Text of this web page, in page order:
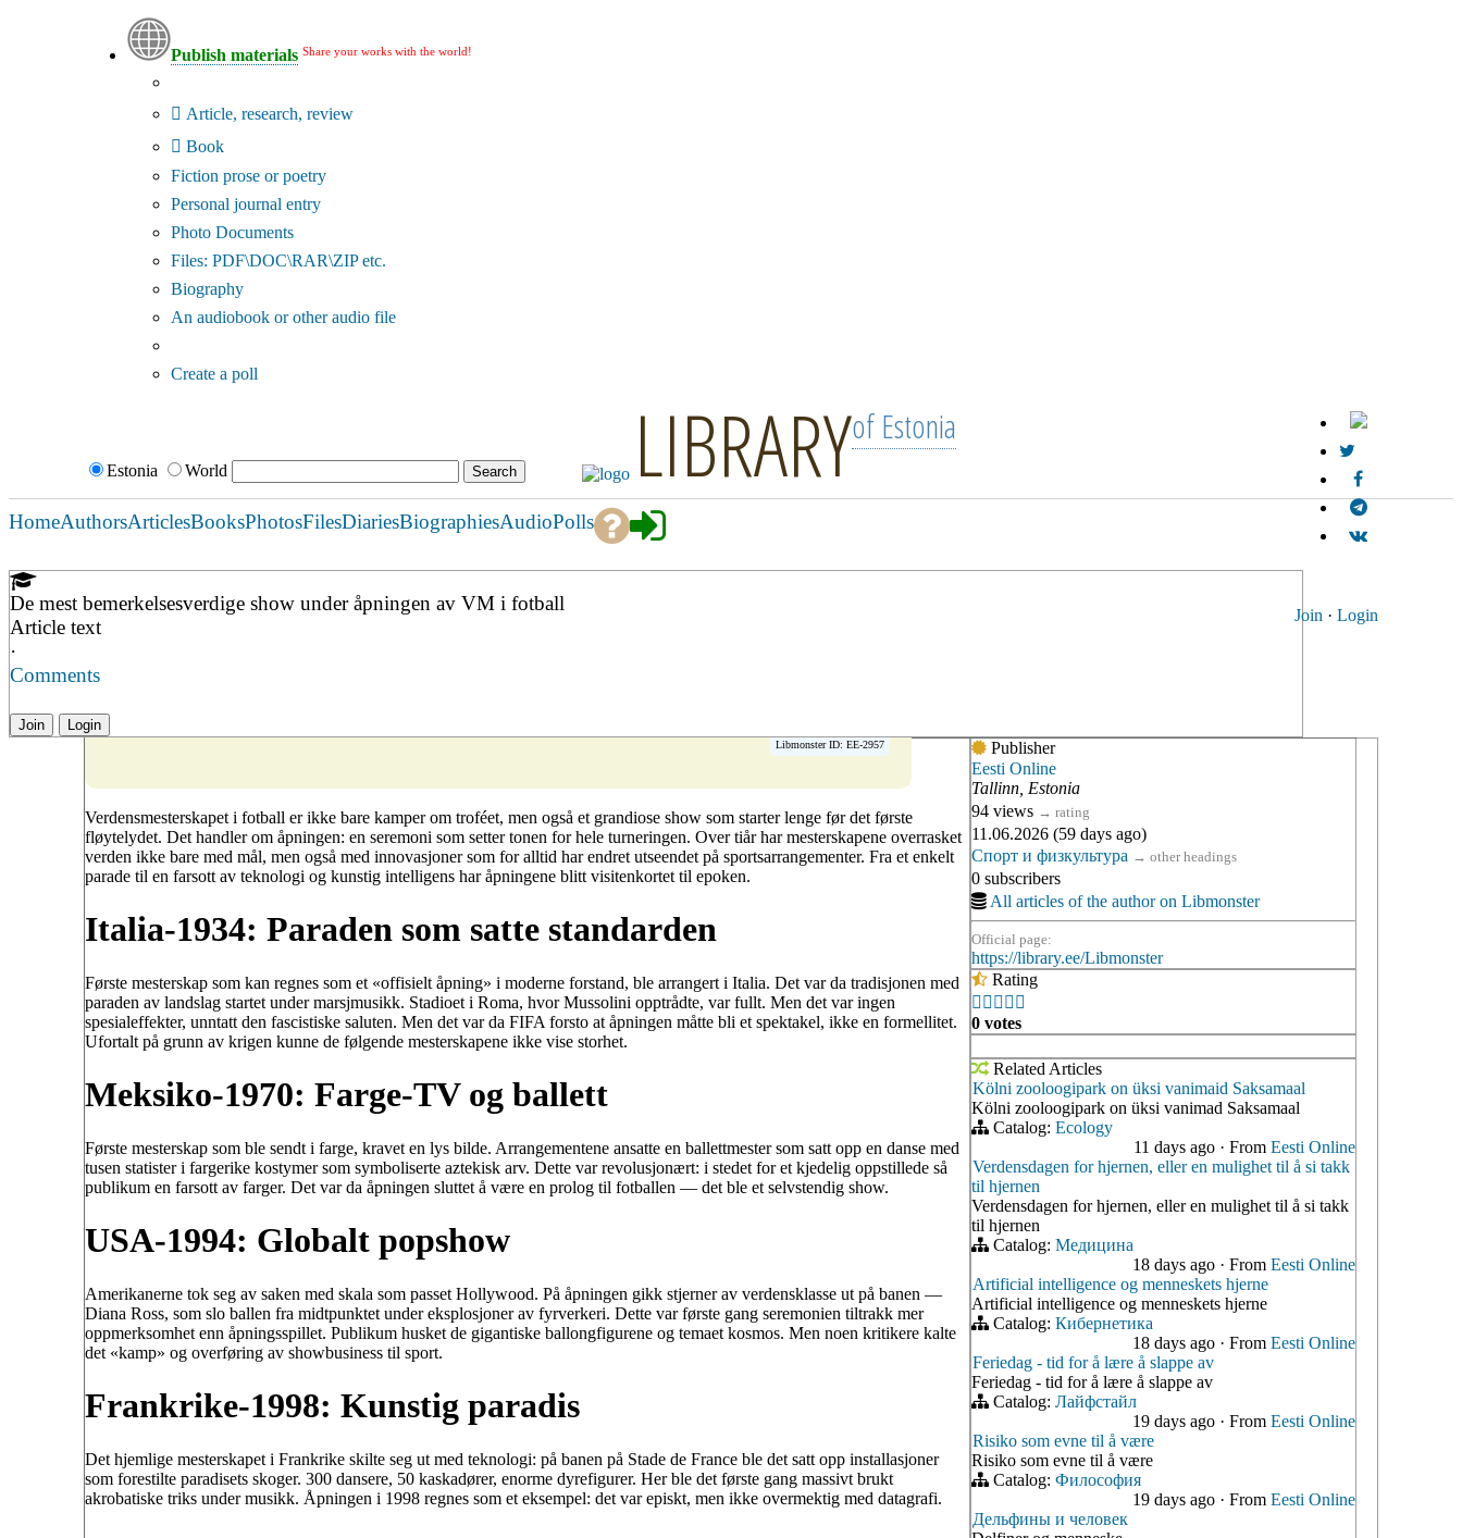
Publish materials Share your works with the world!
Article, research, review
Book
Fiction prose or poetry
Personal journal entry
Photo Documents
Files: PDF\DOC\RAR\ZIP etc.
Biography
An audiobook or other audio file
Create a poll
Estonia World LIBRARYof Estonia
Join · Login
HomeAuthorsArticlesBooksPhotosFilesDiariesBiographiesAudioPolls
De mest bemerkelsesverdige show under åpningen av VM i fotball
Article text
·
Comments
Join Login
Libmonster ID: EE-2957
Verdensmesterskapet i fotball er ikke bare kamper om troféet, men også et grandiose show som starter lenge før det første
fløytelydet. Det handler om åpningen: en seremoni som setter tonen for hele turneringen. Over tiår har mesterskapene overrasket
verden ikke bare med mål, men også med innovasjoner som for alltid har endret utseendet på sportsarrangementer. Fra et enkelt
parade til en farsott av teknologi og kunstig intelligens har åpningene blitt visitenkortet til epoken.
Italia-1934: Paraden som satte standarden
Første mesterskap som kan regnes som et «offisielt åpning» i moderne forstand, ble arrangert i Italia. Det var da tradisjonen med
paraden av landslag startet under marsjmusikk. Stadioet i Roma, hvor Mussolini opptrådte, var fullt. Men det var ingen
spesialeffekter, unntatt den fascistiske saluten. Men det var da FIFA forsto at åpningen måtte bli et spektakel, ikke en formellitet.
Ufortalt på grunn av krigen kunne de følgende mesterskapene ikke vise storhet.
Meksiko-1970: Farge-TV og ballett
Første mesterskap som ble sendt i farge, kravet en lys bilde. Arrangementene ansatte en ballettmester som satt opp en danse med
tusen statister i fargerike kostymer som symboliserte aztekisk arv. Dette var revolusjonært: i stedet for et kjedelig oppstillede så
publikum en farsott av farger. Det var da åpningen sluttet å være en prolog til fotballen — det ble et selvstendig show.
USA-1994: Globalt popshow
Amerikanerne tok seg av saken med skala som passet Hollywood. På åpningen gikk stjerner av verdensklasse ut på banen —
Diana Ross, som slo ballen fra midtpunktet under eksplosjoner av fyrverkeri. Dette var første gang seremonien tiltrakk mer
oppmerksomhet enn åpningsspillet. Publikum husket de gigantiske ballongfigurene og temaet kosmos. Men noen kritikere kalte
det «kamp» og overføring av showbusiness til sport.
Frankrike-1998: Kunstig paradis
Det hjemlige mesterskapet i Frankrike skilte seg ut med teknologi: på banen på Stade de France ble det satt opp installasjoner
som forestilte paradisets skoger. 300 dansere, 50 kaskadører, enorme dyrefigurer. Her ble det første gang massivt brukt
akrobatiske triks under musikk. Åpningen i 1998 regnes som et eksempel: det var episkt, men ikke overmektig med datagrafi.
Publisher
Eesti Online
Tallinn, Estonia
94 views → rating
11.06.2026 (59 days ago)
Спорт и физкультура → other headings
0 subscribers
All articles of the author on Libmonster
Official page:
https://library.ee/Libmonster
Rating
    
0 votes
Related Articles
Kölni zooloogipark on üksi vanimaid Saksamaal
Kölni zooloogipark on üksi vanimad Saksamaal
Catalog: Ecology
11 days ago · From Eesti Online
Verdensdagen for hjernen, eller en mulighet til å si takk
til hjernen
Verdensdagen for hjernen, eller en mulighet til å si takk
til hjernen
Catalog: Медицина
18 days ago · From Eesti Online
Artificial intelligence og menneskets hjerne
Artificial intelligence og menneskets hjerne
Catalog: Кибернетика
18 days ago · From Eesti Online
Feriedag - tid for å lære å slappe av
Feriedag - tid for å lære å slappe av
Catalog: Лайфстайл
19 days ago · From Eesti Online
Risiko som evne til å være
Risiko som evne til å være
Catalog: Философия
19 days ago · From Eesti Online
Дельфины и человек